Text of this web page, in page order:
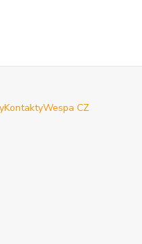
KontaktyWespa CZ